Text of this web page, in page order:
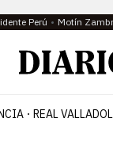
Perú Motín
REAL